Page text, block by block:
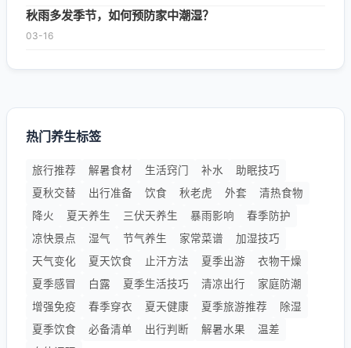
秋雨多发季节，如何预防家中潮湿？
03-16
热门养生标签
旅行推荐 解暑食材 生活窍门 补水
助眠技巧
夏秋交替
出行准备 饮食 秋老虎 外套
清热食物
降火
夏天养生 三伏天养生 暴雨影响
春季防护
凉快景点
湿气 节气养生 家常菜谱
加湿技巧
天气变化
夏天饮食 止汗方法 夏季出游
衣物干燥
夏季感冒
白露 夏季生活技巧 清凉出行
家庭防潮
增强免疫
春季穿衣 夏天健康 夏季旅游推荐
除湿
夏季饮食
必备清单 出行判断 解暑水果
温差